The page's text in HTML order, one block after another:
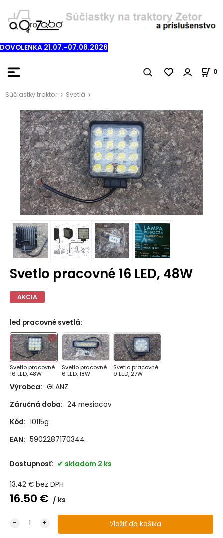
DOVOLENKA 21.07.-07.08.2026
0
Súčiastky traktor Svetlá
Svetlo pracovné 16 LED, 48W
AKCIA
led pracovné svetlá:
Svetlo pracovné
16 LED, 48W
Svetlo pracovné
6 LED, 18W
Svetlo pracovné
9 LED, 27W
Výrobca: GLANZ
Záručná doba: 24 mesiacov
Kód: l0115g
EAN: 5902287170344
Dostupnosť: skladom 2 ks
13.42€ bez DPH
16.50 € ks